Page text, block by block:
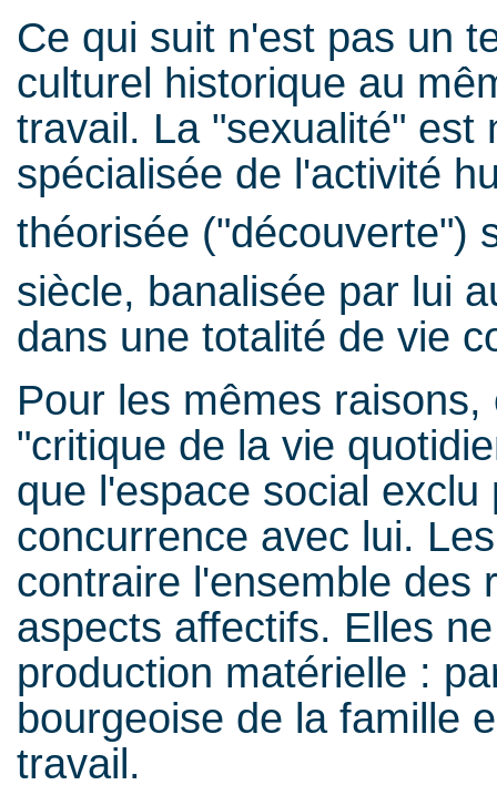
Ce qui suit n'est pas un
culturel historique au
travail. La "sexualité" est
spécialisée de l'activité
théorisée ("découverte")
siècle, banalisée par lui
dans une totalité de vie
Pour les mêmes
"critique de la vie
que l'espace social
concurrence avec lui.
contraire l'ensemble des
aspects affectifs. Elles
production matérielle :
bourgeoise de la famille
travail.